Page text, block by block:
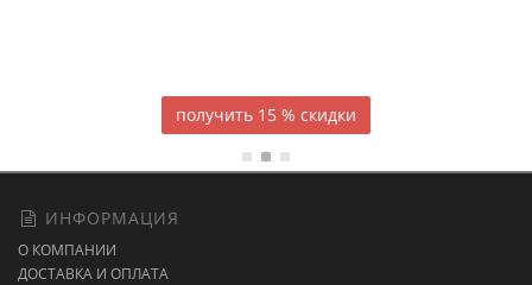
15 % скидки
ИНФОРМАЦИЯ
О КОМПАНИИ
ДОСТАВКА И ОПЛАТА